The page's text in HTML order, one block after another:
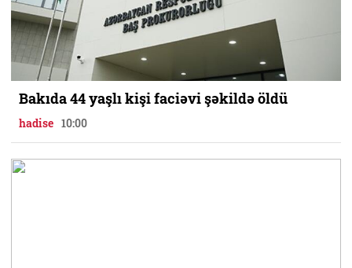
Bakıda 44 yaşlı kişi faciəvi şəkildə öldü
hadise 10:00